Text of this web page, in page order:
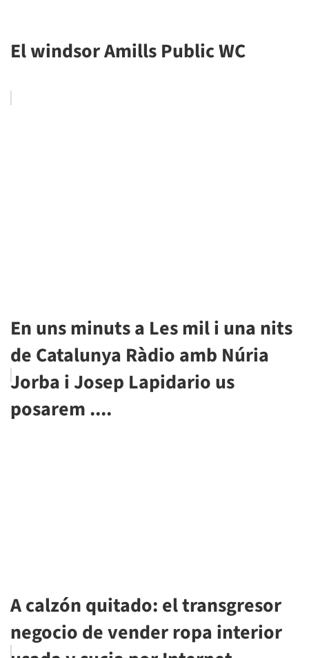
El windsor Amills Public WC
En uns minuts a Les mil i una nits
de Catalunya Ràdio amb Núria
Jorba i Josep Lapidario us
posarem ....
A calzón quitado: el transgresor
negocio de vender ropa interior